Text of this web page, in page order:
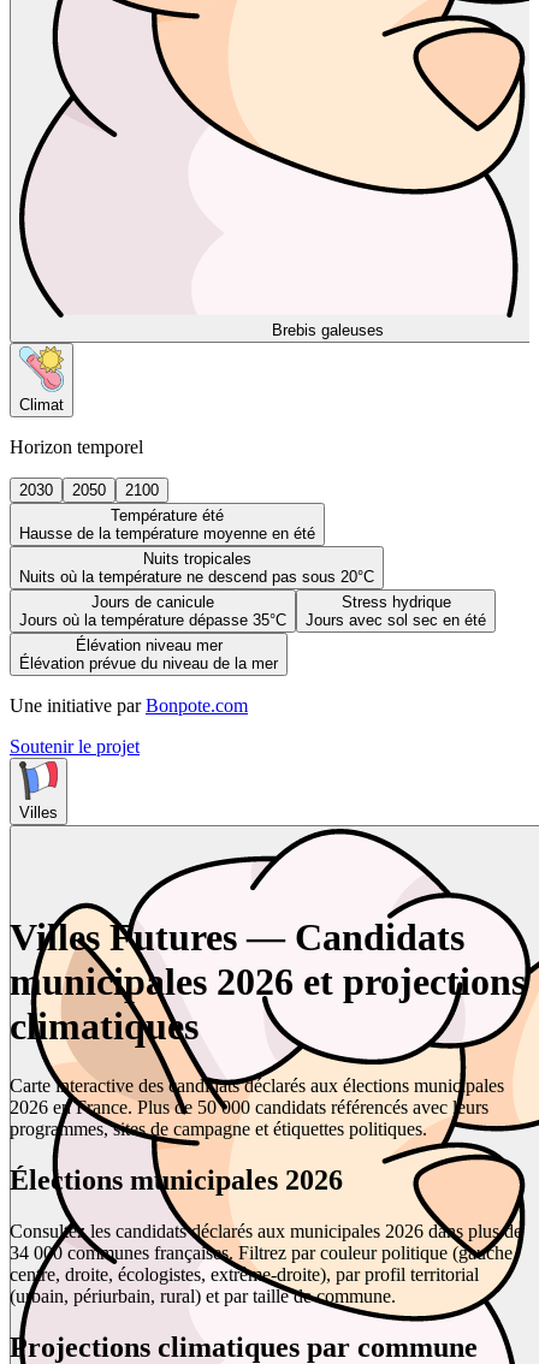
Brebis galeuses
Climat
Horizon temporel
2030 2050
2100
Température été
Hausse de la température moyenne en été
Nuits tropicales
Nuits où la température ne descend pas sous 20°C
Jours de canicule
Jours où la température dépasse 35°C
Stress hydrique
Jours avec sol sec en été
Élévation niveau mer
Élévation prévue du niveau de la mer
Une initiative par Bonpote.com
Soutenir le projet
Villes
Villes Futures — Candidats
municipales 2026 et projections
climatiques
Carte interactive des candidats déclarés aux élections municipales
2026 en France. Plus de 50 000 candidats référencés avec leurs
programmes, sites de campagne et étiquettes politiques.
Élections municipales 2026
Consultez les candidats déclarés aux municipales 2026 dans plus de
34 000 communes françaises. Filtrez par couleur politique (gauche,
centre, droite, écologistes, extrême-droite), par profil territorial
(urbain, périurbain, rural) et par taille de commune.
Projections climatiques par commune